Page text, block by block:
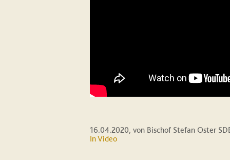
16.04.2020, von Bischof Stefan Oster
In Video